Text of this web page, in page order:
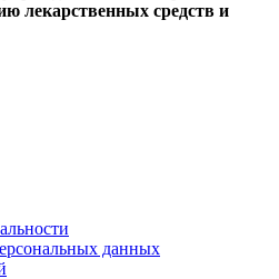
лекарственных средств и
данных